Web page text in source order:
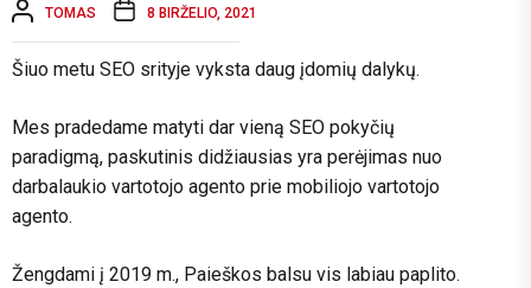
TOMAS 8 BIRŽELIO, 2021
Šiuo metu SEO srityje vyksta daug įdomių dalykų.
Mes pradedame matyti dar vieną SEO pokyčių
paradigmą, paskutinis didžiausias yra perėjimas nuo
darbalaukio vartotojo agento prie mobiliojo vartotojo
agento.
Žengdami į 2019 m., Paieškos balsu vis labiau paplito.